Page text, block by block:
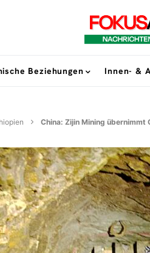
Beziehungen Innen- &
China: Zijin Mining übernimmt